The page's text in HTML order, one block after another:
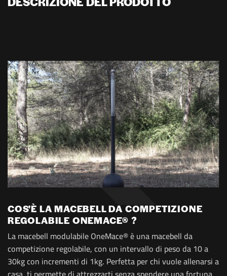
COS'È LA MACEBELL DA COMPETIZIONE
REGOLABILE ONEMACE® ?
La macebell modulabile OneMace® è una macebell da
competizione regolabile, con un intervallo di peso da 10 a
30kg con incrementi di 1kg. Perfetta per chi vuole allenarsi a